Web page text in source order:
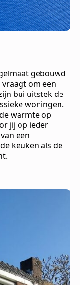
gebouwd
om een
bui uitstek de
woningen.
warmte op
jij op ieder
een
keuken als de